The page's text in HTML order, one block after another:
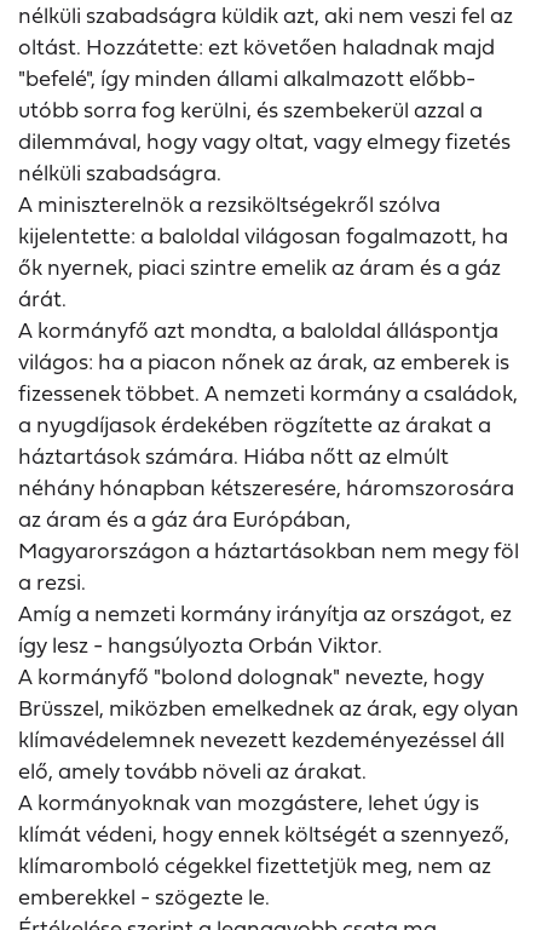
nélküli szabadságra küldik azt, aki nem veszi fel az
oltást. Hozzátette: ezt követően haladnak majd
"befelé", így minden állami alkalmazott előbb-
utóbb sorra fog kerülni, és szembekerül azzal a
dilemmával, hogy vagy oltat, vagy elmegy fizetés
nélküli szabadságra.
A miniszterelnök a rezsiköltségekről szólva
kijelentette: a baloldal világosan fogalmazott, ha
ők nyernek, piaci szintre emelik az áram és a gáz
árát.
A kormányfő azt mondta, a baloldal álláspontja
világos: ha a piacon nőnek az árak, az emberek is
fizessenek többet. A nemzeti kormány a családok,
a nyugdíjasok érdekében rögzítette az árakat a
háztartások számára. Hiába nőtt az elmúlt
néhány hónapban kétszeresére, háromszorosára
az áram és a gáz ára Európában,
Magyarországon a háztartásokban nem megy föl
a rezsi.
Amíg a nemzeti kormány irányítja az országot, ez
így lesz - hangsúlyozta Orbán Viktor.
A kormányfő "bolond dolognak" nevezte, hogy
Brüsszel, miközben emelkednek az árak, egy olyan
klímavédelemnek nevezett kezdeményezéssel áll
elő, amely tovább növeli az árakat.
A kormányoknak van mozgástere, lehet úgy is
klímát védeni, hogy ennek költségét a szennyező,
klímaromboló cégekkel fizettetjük meg, nem az
emberekkel - szögezte le.